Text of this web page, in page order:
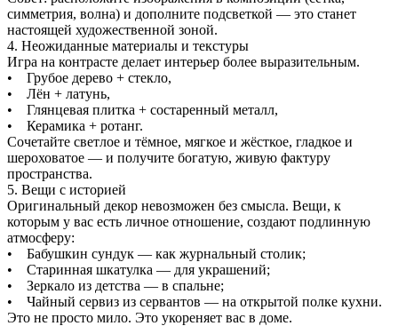
симметрия, волна) и дополните подсветкой — это станет
настоящей художественной зоной.
4. Неожиданные материалы и текстуры
Игра на контрасте делает интерьер более выразительным.
• Грубое дерево + стекло,
• Лён + латунь,
• Глянцевая плитка + состаренный металл,
• Керамика + ротанг.
Сочетайте светлое и тёмное, мягкое и жёсткое, гладкое и
шероховатое — и получите богатую, живую фактуру
пространства.
5. Вещи с историей
Оригинальный декор невозможен без смысла. Вещи, к
которым у вас есть личное отношение, создают подлинную
атмосферу:
• Бабушкин сундук — как журнальный столик;
• Старинная шкатулка — для украшений;
• Зеркало из детства — в спальне;
• Чайный сервиз из сервантов — на открытой полке кухни.
Это не просто мило. Это укореняет вас в доме.